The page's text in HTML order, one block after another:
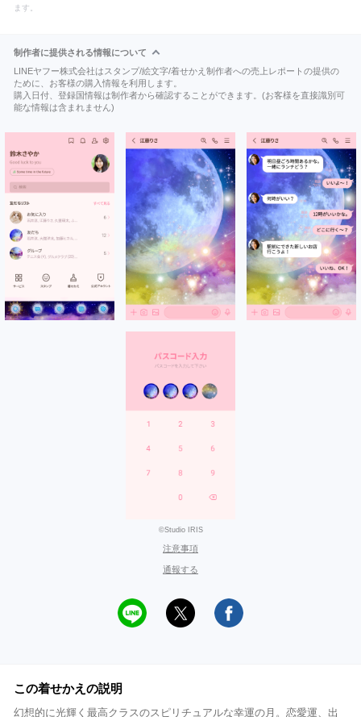
ます。
制作者に提供される情報について
LINEヤフー株式会社はスタンプ/絵文字/着せかえ制作者への売上レポートの提供の
ために、お客様の購入情報を利用します。
購入日付、登録国情報は制作者から確認することができます。(お客様を直接識別可
能な情報は含まれません)
©Studio IRIS
注意事項
通報する
この着せかえの説明
幻想的に光輝く最高クラスのスピリチュアルな幸運の月。恋愛運、出